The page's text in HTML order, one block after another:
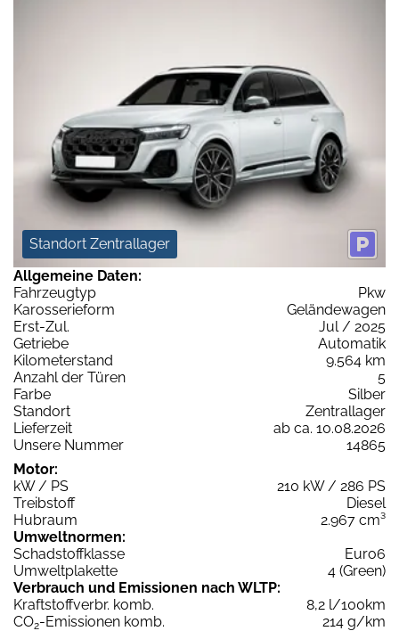
Standort Zentrallager
Allgemeine Daten:
Fahrzeugtyp
Pkw
Karosserieform
Geländewagen
Erst-Zul.
Jul / 2025
Getriebe
Automatik
Kilometerstand
9.564 km
Anzahl der Türen
5
Farbe
Silber
Standort
Zentrallager
Lieferzeit
ab ca. 10.08.2026
Unsere Nummer
14865
Motor:
kW / PS
210 kW / 286 PS
Treibstoff
Diesel
Hubraum
2.967 cm³
Umweltnormen:
Schadstoffklasse
Euro6
Umweltplakette
4 (Green)
Verbrauch und Emissionen nach WLTP:
Kraftstoffverbr. komb.
8,2 l/100km
CO2-Emissionen komb.
214 g/km